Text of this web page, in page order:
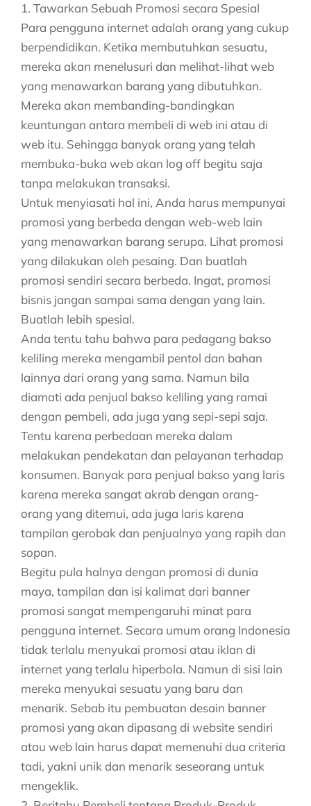
1. Tawarkan Sebuah Promosi secara Spesial
Para pengguna internet adalah orang yang cukup
berpendidikan. Ketika membutuhkan sesuatu,
mereka akan menelusuri dan melihat-lihat web
yang menawarkan barang yang dibutuhkan.
Mereka akan membanding-bandingkan
keuntungan antara membeli di web ini atau di
web itu. Sehingga banyak orang yang telah
membuka-buka web akan log off begitu saja
tanpa melakukan transaksi.
Untuk menyiasati hal ini, Anda harus mempunyai
promosi yang berbeda dengan web-web lain
yang menawarkan barang serupa. Lihat promosi
yang dilakukan oleh pesaing. Dan buatlah
promosi sendiri secara berbeda. Ingat, promosi
bisnis jangan sampai sama dengan yang lain.
Buatlah lebih spesial.
Anda tentu tahu bahwa para pedagang bakso
keliling mereka mengambil pentol dan bahan
lainnya dari orang yang sama. Namun bila
diamati ada penjual bakso keliling yang ramai
dengan pembeli, ada juga yang sepi-sepi saja.
Tentu karena perbedaan mereka dalam
melakukan pendekatan dan pelayanan terhadap
konsumen. Banyak para penjual bakso yang laris
karena mereka sangat akrab dengan orang-
orang yang ditemui, ada juga laris karena
tampilan gerobak dan penjualnya yang rapih dan
sopan.
Begitu pula halnya dengan promosi di dunia
maya, tampilan dan isi kalimat dari banner
promosi sangat mempengaruhi minat para
pengguna internet. Secara umum orang Indonesia
tidak terlalu menyukai promosi atau iklan di
internet yang terlalu hiperbola. Namun di sisi lain
mereka menyukai sesuatu yang baru dan
menarik. Sebab itu pembuatan desain banner
promosi yang akan dipasang di website sendiri
atau web lain harus dapat memenuhi dua criteria
tadi, yakni unik dan menarik seseorang untuk
mengeklik.